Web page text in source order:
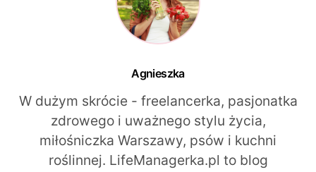
Agnieszka
W dużym skrócie - freelancerka, pasjonatka
zdrowego i uważnego stylu życia,
miłośniczka Warszawy, psów i kuchni
roślinnej. LifeManagerka.pl to blog